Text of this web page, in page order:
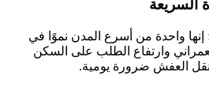
السريعة
واحدة من أسرع المدن نموًا في
وارتفاع الطلب على السكن
العفش ضرورة يومية.